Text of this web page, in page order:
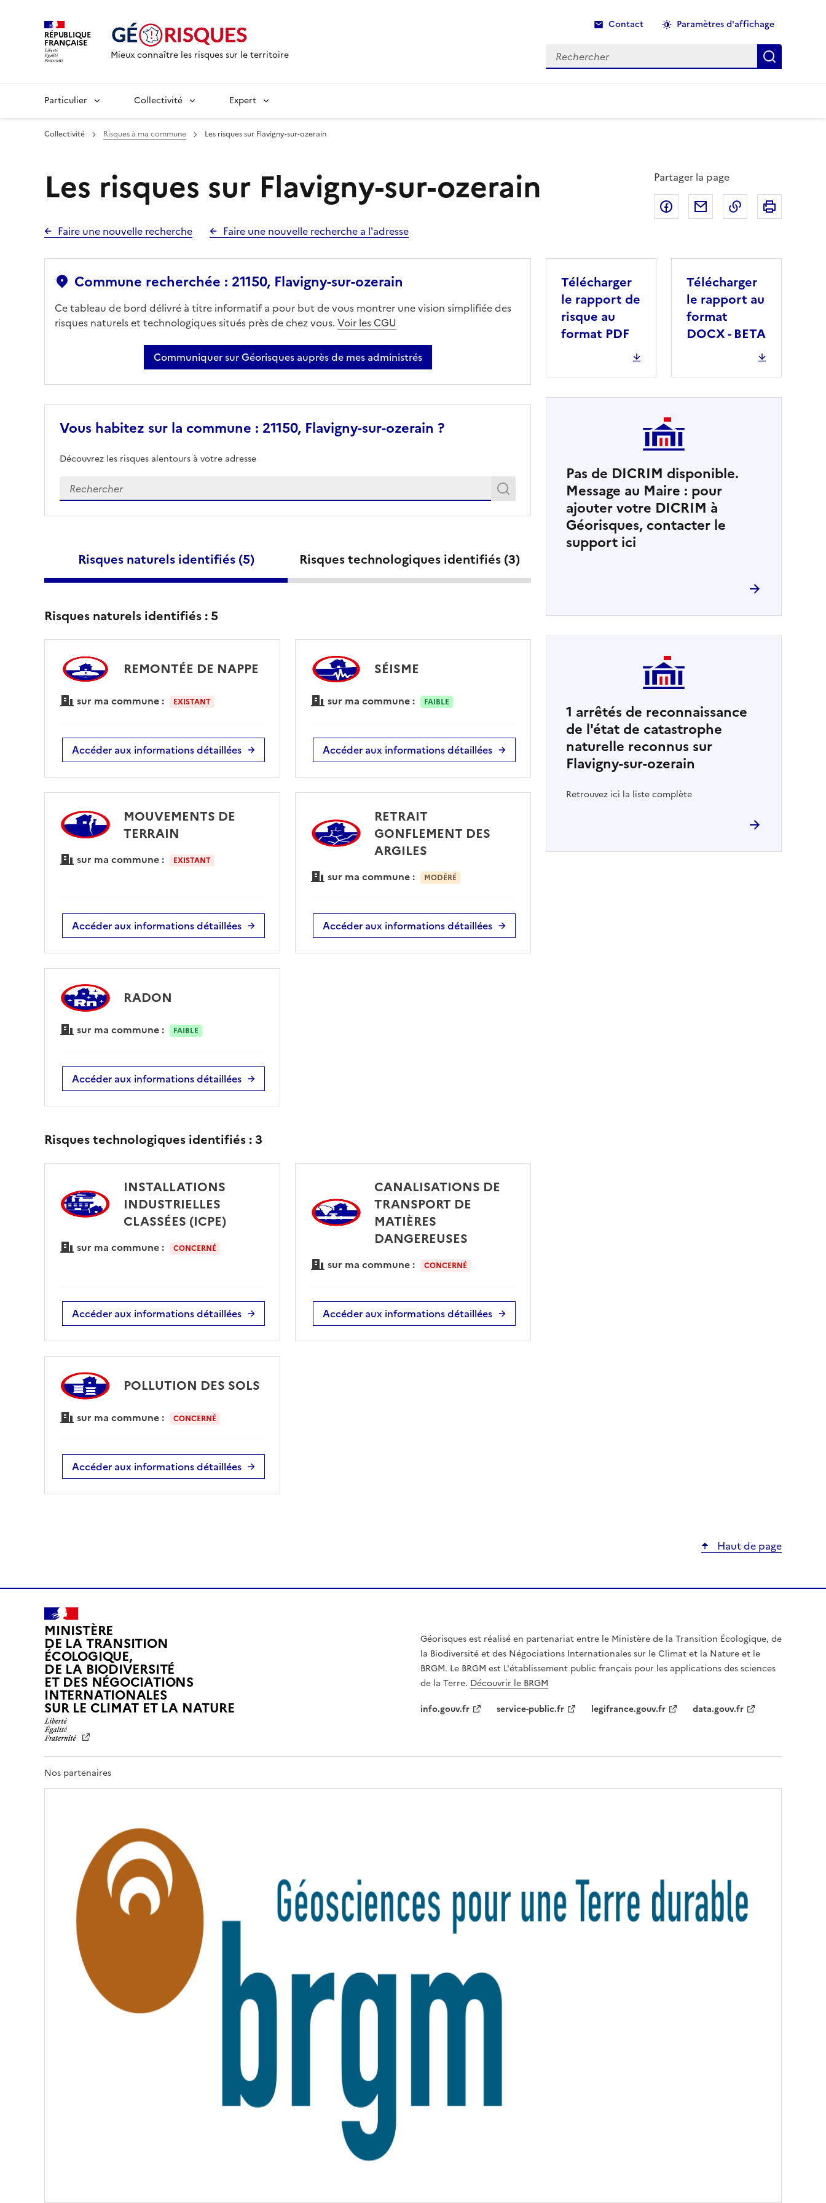
RÉPUBLIQUE
FRANÇAISE
Mieux connaître les risques sur le territoire
Contact Paramètres d'affichage
Rechercher Recherche
Particulier Collectivité Expert
Collectivité Risques à ma commune Les risques sur Flavigny-sur-ozerain
Les risques sur Flavigny-sur-ozerain
Faire une nouvelle recherche Faire une nouvelle recherche a l'adresse
Partager la page
Partager sur Facebook
Partager par email
Copier dans le
Commune recherchée : 21150, Flavigny-sur-ozerain
Ce tableau de bord délivré à titre informatif a pour but de vous montrer une vision simplifiée des
risques naturels et technologiques situés près de chez vous. Voir les CGU
Communiquer sur Géorisques auprès de mes administrés
Vous habitez sur la commune : 21150, Flavigny-sur-ozerain ?
Découvrez les risques alentours à votre adresse
Veuillez renseigner votre adresse exacte Rechercher
Recherche
Risques naturels identifiés (5) Risques technologiques identifiés (3)
Risques naturels identifiés :5
REMONTÉE DE NAPPE
sur ma commune : EXISTANT
Accéder aux informations détaillées
SÉISME
sur ma commune : FAIBLE
Accéder aux informations détaillées
MOUVEMENTS DE
TERRAIN
sur ma commune : EXISTANT
Accéder aux informations détaillées
RETRAIT
GONFLEMENT DES
ARGILES
sur ma commune : MODÉRÉ
Accéder aux informations détaillées
RADON
sur ma commune : FAIBLE
Accéder aux informations détaillées
Risques technologiques identifiés :3
INSTALLATIONS
INDUSTRIELLES
CLASSÉES (ICPE)
sur ma commune : CONCERNÉ
Accéder aux informations détaillées
CANALISATIONS DE
TRANSPORT DE
MATIÈRES
DANGEREUSES
sur ma commune : CONCERNÉ
Accéder aux informations détaillées
POLLUTION DES SOLS
sur ma commune : CONCERNÉ
Accéder aux informations détaillées
Télécharger
le rapport de
risque au
format PDF
Télécharger
le rapport au
format
DOCX - BETA
Pas de DICRIM disponible.
Message au Maire : pour
ajouter votre DICRIM à
Géorisques, contacter le
support ici
1 arrêtés de reconnaissance
de l'état de catastrophe
naturelle reconnus sur
Flavigny-sur-ozerain
Retrouvez ici la liste complète
Haut de page
MINISTÈRE
DE LA TRANSITION
ÉCOLOGIQUE,
DE LA BIODIVERSITÉ
ET DES NÉGOCIATIONS
INTERNATIONALES
SUR LE CLIMAT ET LA NATUREL
R
É
R
R
N
T
Géorisques est réalisé en partenariat entre le Ministère de la Transition Écologique, de
la Biodiversité et des Négociations Internationales sur le Climat et la Nature et le
BRGM. Le BRGM est L'établissement public français pour les applications des sciences
de la Terre. Découvrir le BRGM
info.gouv.fr
service-public.fr legifrance.gouv.fr data.gouv.fr
Nos partenaires